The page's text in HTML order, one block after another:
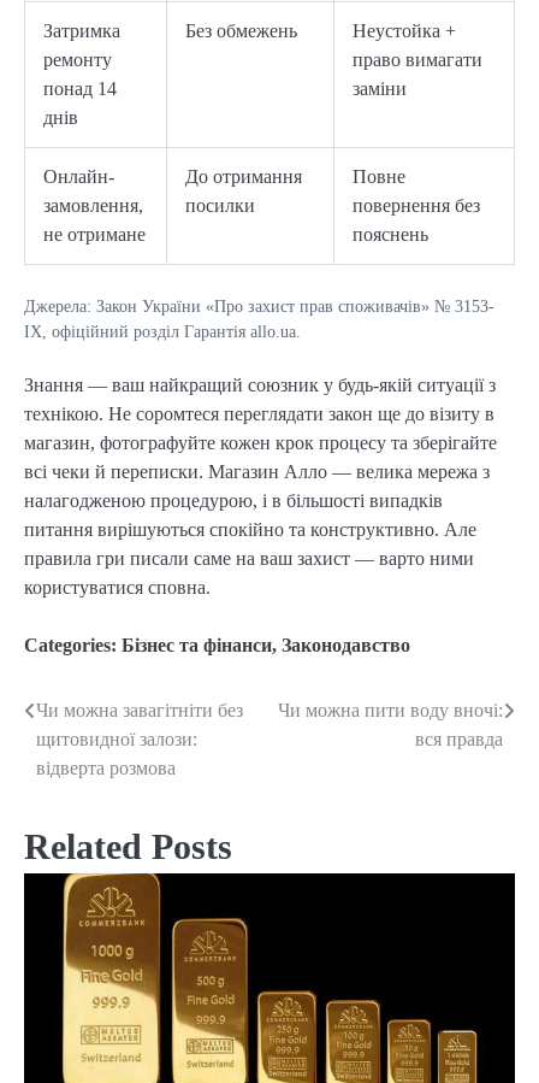
Затримка
ремонту
понад 14
днів
Без обмежень
Неустойка +
право вимагати
заміни
Онлайн-
замовлення,
не отримане
До отримання
посилки
Повне
повернення без
пояснень
Джерела: Закон України «Про захист прав споживачів» № 3153-
IX, офіційний розділ Гарантія allo.ua.
Знання — ваш найкращий союзник у будь-якій ситуації з
технікою. Не соромтеся переглядати закон ще до візиту в
магазин, фотографуйте кожен крок процесу та зберігайте
всі чеки й переписки. Магазин Алло — велика мережа з
налагодженою процедурою, і в більшості випадків
питання вирішуються спокійно та конструктивно. Але
правила гри писали саме на ваш захист — варто ними
користуватися сповна.
Categories: Бізнес та фінанси, Законодавство
Post
navigation
Чи можна завагітніти без
щитовидної залози:
відверта розмова
Чи можна пити воду вночі:
вся правда
Related Posts